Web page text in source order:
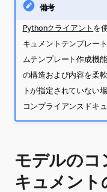
備考
Pythonクライアント を
キュメントテンプレー
ムテンプレート作成機
の構造および内容を柔
トが指定されていない
コンプライアンスドキ
モデルのコ
キュメント